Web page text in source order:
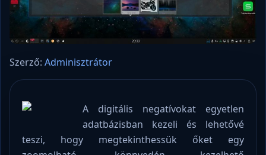
Szerző: Adminisztrátor
A digitális negatívokat egyetlen
adatbázisban kezeli és lehetővé
teszi, hogy megtekinthessük őket egy